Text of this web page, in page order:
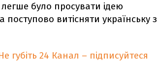
було просувати ідею
витісняти українську з
губіть 24 Канал – підписуйтеся